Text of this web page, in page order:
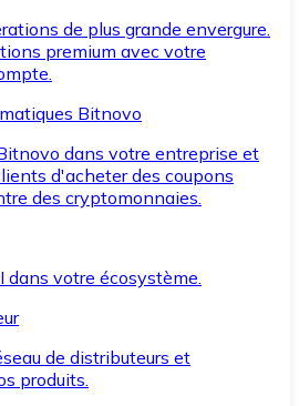
de plus grande envergure.
premium avec votre
Bitnovo
dans votre entreprise et
d'acheter des coupons
des cryptomonnaies.
dans votre écosystème.
de distributeurs et
produits.